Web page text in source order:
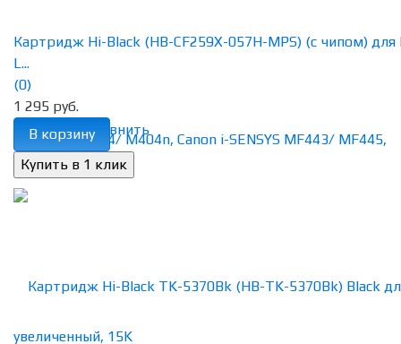
избранное сравнить
Картридж Hi-Black (HB-CF259X-057H-MPS) (с чипом) для
L...
(0)
1 295 руб.
В корзину